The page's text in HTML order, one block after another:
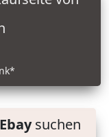
Ebaysuchen